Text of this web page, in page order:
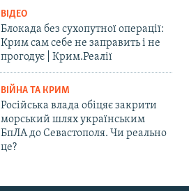
ВІДЕО
Блокада без сухопутної операції:
Крим сам себе не заправить і не
прогодує | Крим.Реалії
ВІЙНА ТА КРИМ
Російська влада обіцяє закрити
морський шлях українським
БпЛА до Севастополя. Чи реально
це?